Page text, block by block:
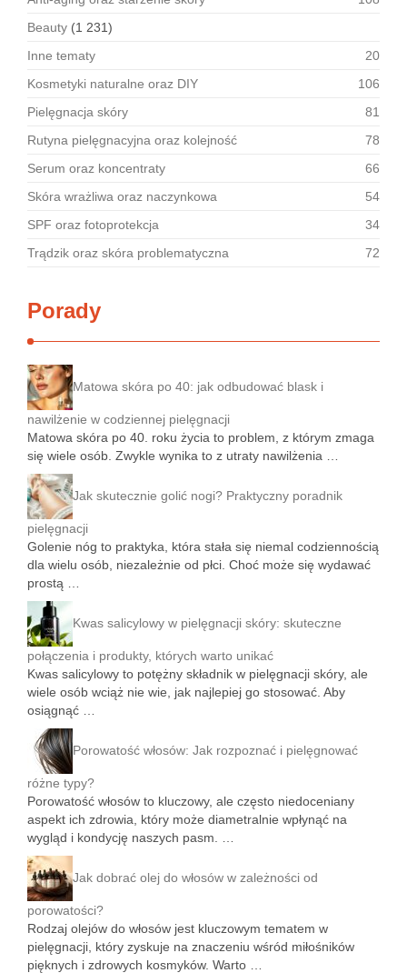
Beauty (1 231)
Inne tematy
20
Kosmetyki naturalne oraz DIY
106
Pielęgnacja skóry
81
Rutyna pielęgnacyjna oraz kolejność
78
Serum oraz koncentraty
66
Skóra wrażliwa oraz naczynkowa
54
SPF oraz fotoprotekcja
34
Trądzik oraz skóra problematyczna
72
Porady
Matowa skóra po 40: jak odbudować blask i
nawilżenie w codziennej pielęgnacji
Matowa skóra po 40. roku życia to problem, z którym zmaga
się wiele osób. Zwykle wynika to z utraty nawilżenia …
Jak skutecznie golić nogi? Praktyczny poradnik
pielęgnacji
Golenie nóg to praktyka, która stała się niemal codziennością
dla wielu osób, niezależnie od płci. Choć może się wydawać
prostą …
Kwas salicylowy w pielęgnacji skóry: skuteczne
połączenia i produkty, których warto unikać
Kwas salicylowy to potężny składnik w pielęgnacji skóry, ale
wiele osób wciąż nie wie, jak najlepiej go stosować. Aby
osiągnąć …
Porowatość włosów: Jak rozpoznać i pielęgnować
różne typy?
Porowatość włosów to kluczowy, ale często niedoceniany
aspekt ich zdrowia, który może diametralnie wpłynąć na
wygląd i kondycję naszych pasm. …
Jak dobrać olej do włosów w zależności od
porowatości?
Rodzaj olejów do włosów jest kluczowym tematem w
pielęgnacji, który zyskuje na znaczeniu wśród miłośników
pięknych i zdrowych kosmyków. Warto …